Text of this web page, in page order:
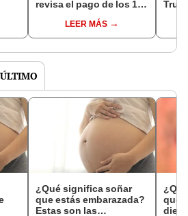
revisa el pago de los 130
Social de Venezuela
LEER MÁS
¿Qué significa soñar
que estás embarazada?
Estas son las
que